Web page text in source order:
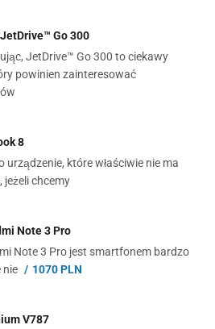
Go 300
JetDrive™ Go 300 to ciekawy
powinien zainteresować
8
urządzenie, które właściwie nie ma
jeżeli chcemy
Note 3 Pro
Note 3 Pro jest smartfonem bardzo
nie
1070 PLN
V787